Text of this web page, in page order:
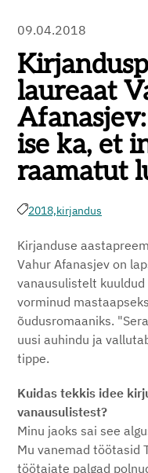
09.04.2018
laureaat
ise ka, et
raamatut
2018,kirjandus
Kirjanduse
Vahur Afanasjev on
vanausulistelt kuuldud
vorminud
õudusromaaniks.
uusi auhindu ja
tippe.
Kuidas tekkis idee
vanausulistest?
Minu jaoks sai see
Mu vanemad töötasid
töötajate palgad